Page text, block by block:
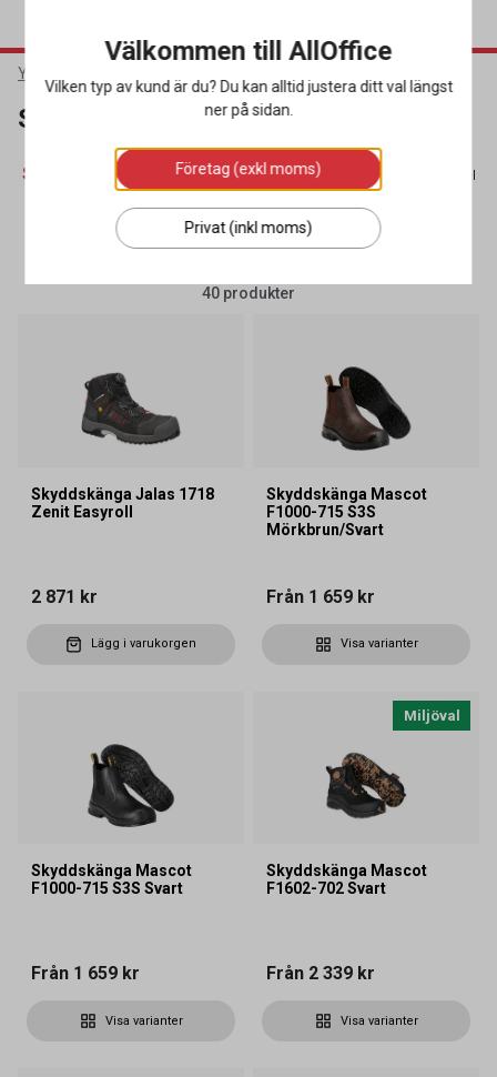
Yrkeskläder & Skydd
Skyddskängor
Skyddskängor (40) Skyddssandaler Skyddsskor
SORTERA FILTRERA
40 produkter
Skyddskänga Jalas 1718
Zenit Easyroll
2 871 kr
Lägg i varukorgen
Skyddskänga Mascot
F1000-715 S3S
Mörkbrun/Svart
Från 1 659 kr
Visa varianter
Skyddskänga Mascot
F1000-715 S3S Svart
Från 1 659 kr
Visa varianter
Miljöval
Skyddskänga Mascot
F1602-702 Svart
Från 2 339 kr
Visa varianter
Välkommen till AllOffice
Vilken typ av kund är du? Du kan alltid justera ditt val längst
ner på sidan.
Företag (exkl moms)
Privat (inkl moms)